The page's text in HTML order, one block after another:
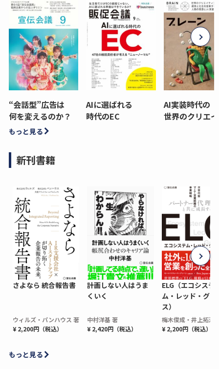
“会話型”広告は
何を変えるのか？
AIに選ばれる
時代のEC
AI実装時代の
世界のクリエ
もっと見る
新刊書籍
さよなら 統合報告書
ウィルズ・パンハウス 著
¥ 2,200円（税込）
計画しない人はうま
くいく
中村洋基 著
¥ 2,420円（税込）
ELG（エコシステ
ム・レッド・グロ
ス）
梅木俊成・井上拓海
¥ 2,200円（税込）
もっと見る